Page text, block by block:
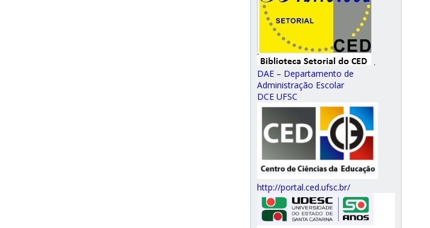
.
DAE – Departamento de
Administração Escolar
DCE UFSC
http://portal.ced.ufsc.br/